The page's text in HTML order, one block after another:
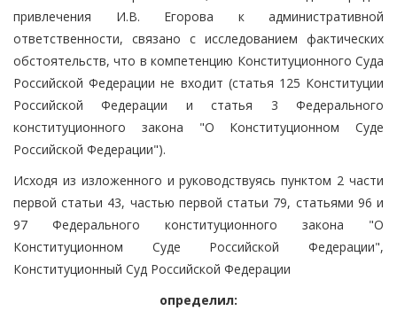
привлечения И.В. Егорова к административной
ответственности, связано с исследованием фактических
обстоятельств, что в компетенцию Конституционного Суда
Российской Федерации не входит (статья 125 Конституции
Российской Федерации и статья 3 Федерального
конституционного закона "О Конституционном Суде
Российской Федерации").
Исходя из изложенного и руководствуясь пунктом 2 части
первой статьи 43, частью первой статьи 79, статьями 96 и
97 Федерального конституционного закона "О
Конституционном Суде Российской Федерации",
Конституционный Суд Российской Федерации
определил: